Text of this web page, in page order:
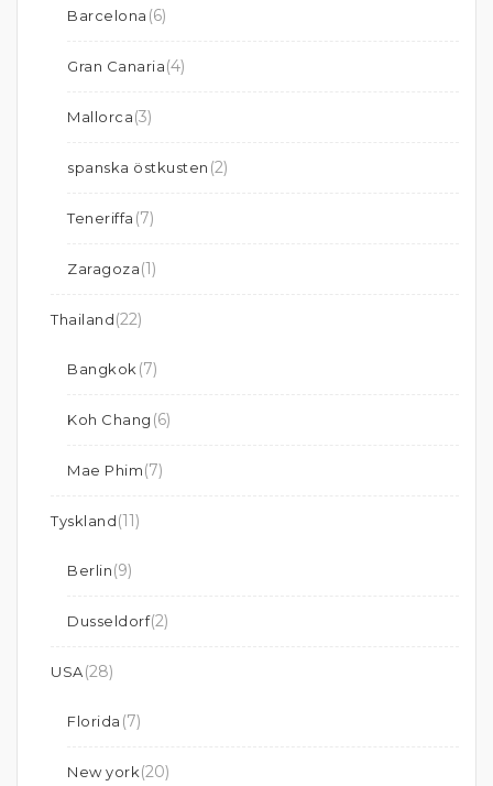
Barcelona (6)
Gran Canaria(4)
Mallorca(3)
spanska östkusten (2)
Teneriffa (7)
Zaragoza(1)
Thailand(22)
Bangkok (7)
Koh Chang (6)
Mae Phim(7)
Tyskland(11)
Berlin(9)
Dusseldorf(2)
USA(28)
Florida (7)
New york(20)